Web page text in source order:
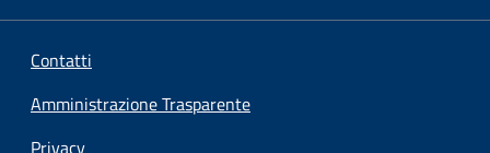
Contatti
Amministrazione Trasparente
Privacy